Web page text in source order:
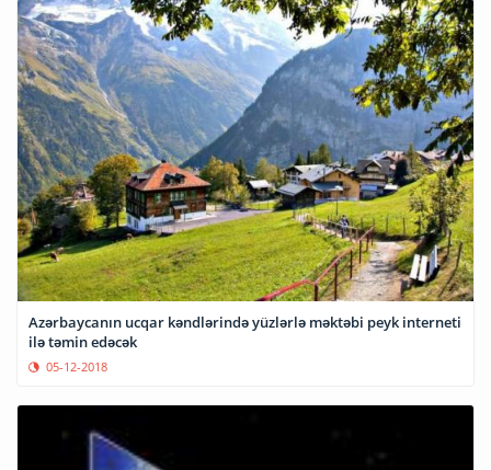
Azərbaycanın ucqar kəndlərində yüzlərlə məktəbi peyk interneti
ilə təmin edəcək
05-12-2018